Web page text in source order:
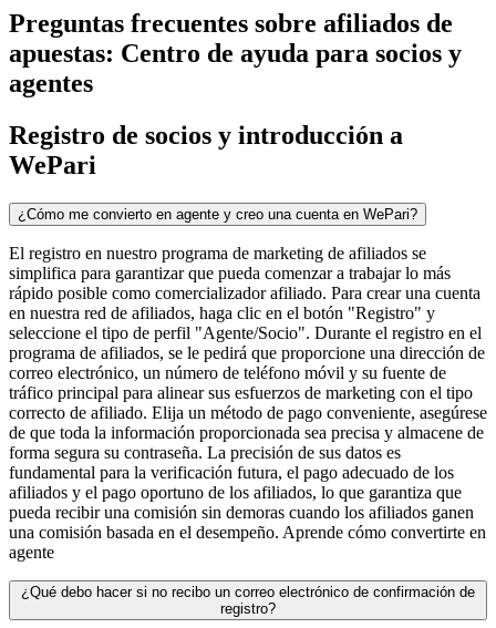
Preguntas frecuentes sobre afiliados de
apuestas: Centro de ayuda para socios y
agentes
Registro de socios y introducción a
WePari
¿Cómo me convierto en agente y creo una cuenta en WePari?
El registro en nuestro programa de marketing de afiliados se
simplifica para garantizar que pueda comenzar a trabajar lo más
rápido posible como comercializador afiliado. Para crear una cuenta
en nuestra red de afiliados, haga clic en el botón "Registro" y
seleccione el tipo de perfil "Agente/Socio". Durante el registro en el
programa de afiliados, se le pedirá que proporcione una dirección de
correo electrónico, un número de teléfono móvil y su fuente de
tráfico principal para alinear sus esfuerzos de marketing con el tipo
correcto de afiliado. Elija un método de pago conveniente, asegúrese
de que toda la información proporcionada sea precisa y almacene de
forma segura su contraseña. La precisión de sus datos es
fundamental para la verificación futura, el pago adecuado de los
afiliados y el pago oportuno de los afiliados, lo que garantiza que
pueda recibir una comisión sin demoras cuando los afiliados ganen
una comisión basada en el desempeño. Aprende cómo convertirte en
agente
¿Qué debo hacer si no recibo un correo electrónico de confirmación de
registro?